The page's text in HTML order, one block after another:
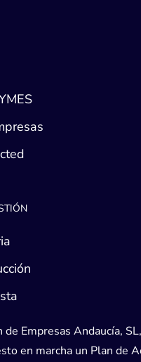
Empresas Andaucía,
en marcha un Plan